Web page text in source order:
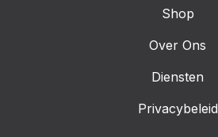
Shop
Over Ons
Diensten
Privacybeleid